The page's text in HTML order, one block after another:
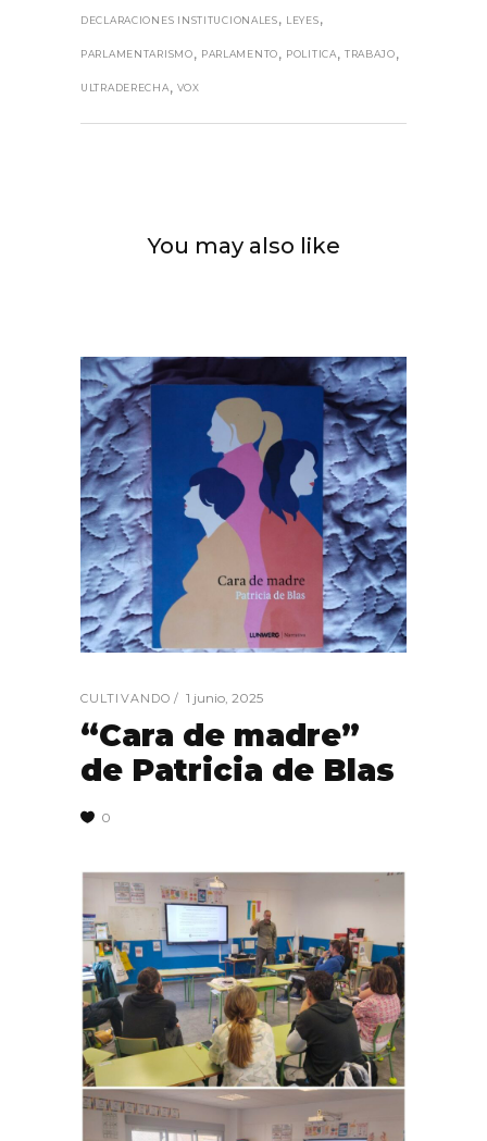
DECLARACIONES INSTITUCIONALES, LEYES,
PARLAMENTARISMO, PARLAMENTO, POLITICA, TRABAJO,
ULTRADERECHA, VOX
You may also like
CULTIVANDO 1 junio, 2025
“Cara de madre”
de Patricia de Blas
0